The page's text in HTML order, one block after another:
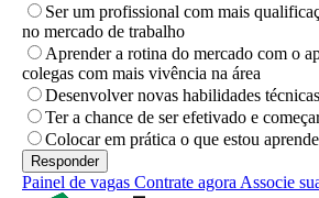
Ser um profissional com mais
no mercado de trabalho
Aprender a rotina do mercado com o
colegas com mais vivência na área
Desenvolver novas habilidades
Ter a chance de ser efetivado e
Colocar em prática o que estou
Painel de vagas Contrate agora Associe